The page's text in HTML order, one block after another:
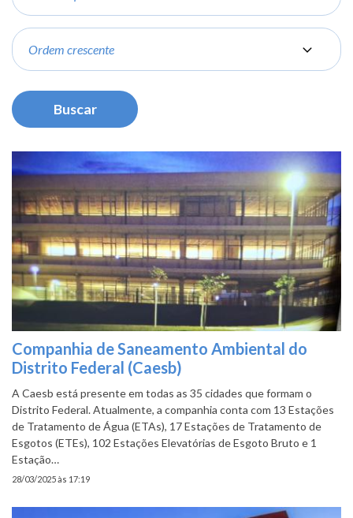
Order
Companhia de Saneamento Ambiental do
Distrito Federal (Caesb)
A Caesb está presente em todas as 35 cidades que formam o
Distrito Federal. Atualmente, a companhia conta com 13 Estações
de Tratamento de Água (ETAs), 17 Estações de Tratamento de
Esgotos (ETEs), 102 Estações Elevatórias de Esgoto Bruto e 1
Estação…
28/03/2025 às 17:19